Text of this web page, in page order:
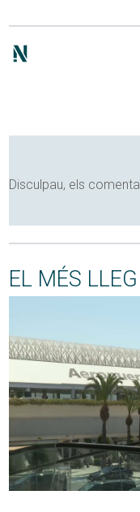
Disculpau, els
EL MÉS